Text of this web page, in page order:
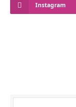
Instagram